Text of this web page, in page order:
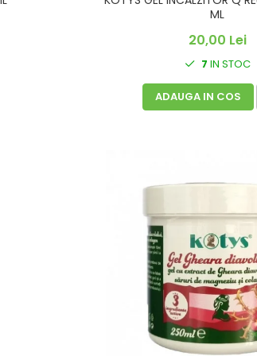
ML
20,00 Lei
7 IN STOC
ADAUGA IN COS